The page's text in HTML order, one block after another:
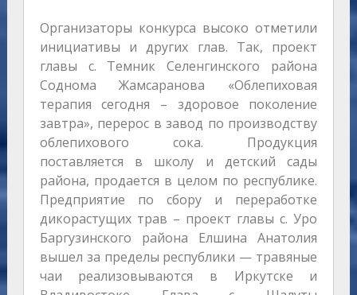
Организаторы конкурса высоко отметили
инициативы и других глав. Так, проект
главы с. Темник Селенгинского района
Соднома Жамсаранова «Облепиховая
терапия сегодня – здоровое поколение
завтра», перерос в завод по производству
облепихового сока. Продукция
поставляется в школу и детский сады
района, продается в целом по республике.
Предприятие по сбору и переработке
дикорастущих трав – проект главы с. Уро
Баргузинского района Елшина Анатолия
вышел за пределы республики — травяные
чаи реализовываются в Иркутске и